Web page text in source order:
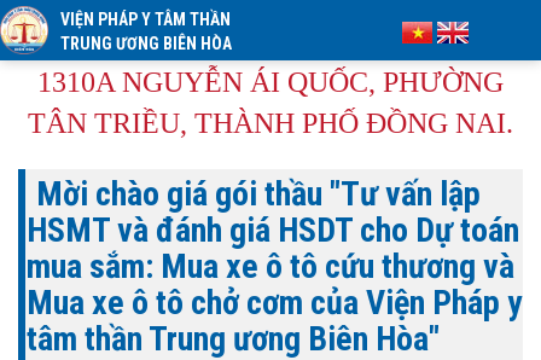
VIỆN PHÁP Y TÂM THẦN
TRUNG ƯƠNG BIÊN HÒA
1310A NGUYỄN ÁI QUỐC, PHƯỜNG
TÂN TRIỀU, THÀNH PHỐ ĐỒNG NAI.
Mời chào giá gói thầu "Tư vấn lập
HSMT và đánh giá HSDT cho Dự toán
mua sắm: Mua xe ô tô cứu thương và
Mua xe ô tô chở cơm của Viện Pháp y
tâm thần Trung ương Biên Hòa"